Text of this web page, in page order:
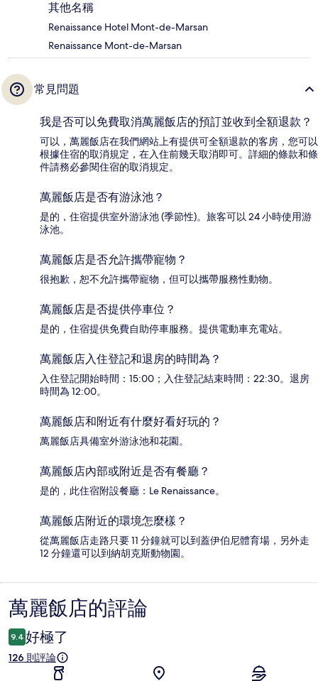
其他名稱
Renaissance Hotel Mont-de-Marsan
Renaissance Mont-de-Marsan
常見問題
我是否可以免費取消萬麗飯店的預訂並收到全額退款？
可以，萬麗飯店在我們網站上有提供可全額退款的客房，您可以
根據住宿的取消規定，在入住前幾天取消即可。詳細的條款和條
件請務必參閱住宿的取消規定。
萬麗飯店是否有游泳池？
是的，住宿提供室外游泳池 (季節性)。旅客可以 24 小時使用游
泳池。
萬麗飯店是否允許攜帶寵物？
很抱歉，恕不允許攜帶寵物，但可以攜帶服務性動物。
萬麗飯店是否提供停車位？
是的，住宿提供免費自助停車服務。提供電動車充電站。
萬麗飯店入住登記和退房的時間為？
入住登記開始時間：15:00；入住登記結束時間：22:30。退房
時間為 12:00。
萬麗飯店和附近有什麼好看好玩的？
萬麗飯店具備室外游泳池和花園。
萬麗飯店內部或附近是否有餐廳？
是的，此住宿附設餐廳：Le Renaissance。
萬麗飯店附近的環境怎麼樣？
從萬麗飯店走路只要 11 分鐘就可以到蓋伊伯尼體育場，另外走
12 分鐘還可以到納胡克斯動物園。
評
論
萬麗飯店的評論
9.4 好極了
126 則評論